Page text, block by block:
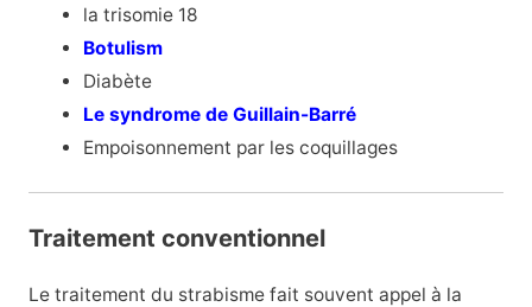
la trisomie 18
Botulism
Diabète
Le syndrome de Guillain-Barré
Empoisonnement par les coquillages
Traitement conventionnel
Le traitement du strabisme fait souvent appel à la